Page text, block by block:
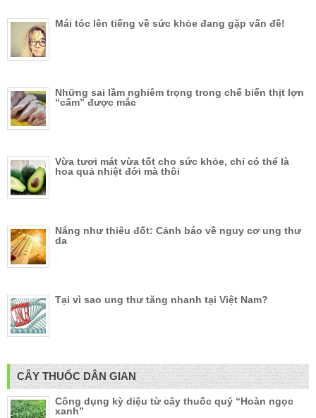
Mái tóc lên tiếng về sức khỏe đang gặp vấn đề!
Những sai lầm nghiêm trọng trong chế biến thịt lợn
“cấm” được mắc
Vừa tươi mát vừa tốt cho sức khỏe, chỉ có thể là
hoa quả nhiệt đới mà thôi
Nắng như thiêu đốt: Cảnh báo về nguy cơ ung thư
da
Tại vì sao ung thư tăng nhanh tại Việt Nam?
CÂY THUỐC DÂN GIAN
Công dụng kỳ diệu từ cây thuốc quý “Hoàn ngọc
xanh”